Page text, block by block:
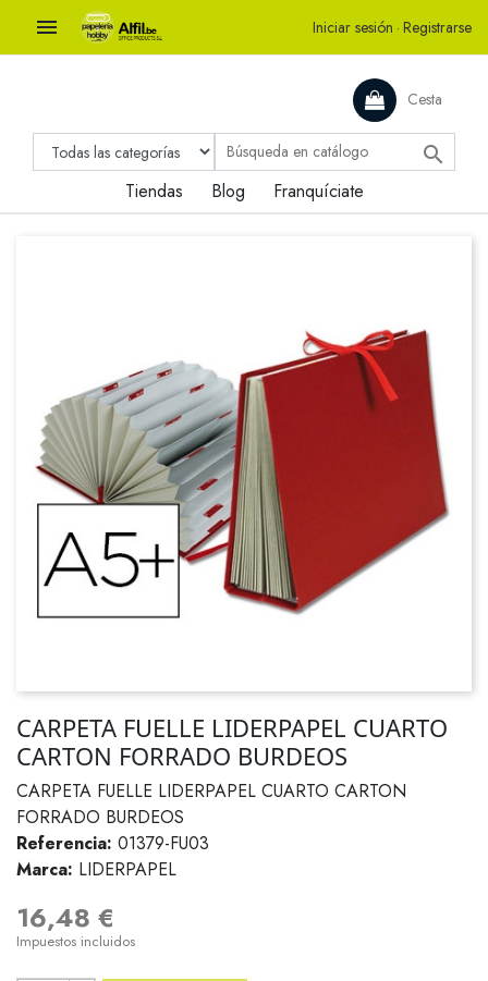
 Iniciar sesión · Registrarse
Cesta

Tiendas Blog Franquíciate
CARPETA FUELLE LIDERPAPEL CUARTO
CARTON FORRADO BURDEOS
CARPETA FUELLE LIDERPAPEL CUARTO CARTON
FORRADO BURDEOS
Referencia: 01379-FU03
Marca: LIDERPAPEL
16,48 €
Impuestos incluidos